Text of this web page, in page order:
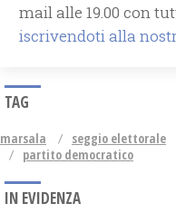
mail alle 19.00 con
iscrivendoti alla
TAG
marsala seggio elettorale
partito democratico
IN EVIDENZA